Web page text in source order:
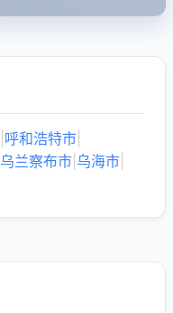
呼和浩特市
乌兰察布市 乌海市